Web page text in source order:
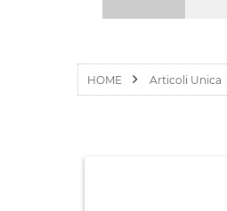
HOME Articoli Unica